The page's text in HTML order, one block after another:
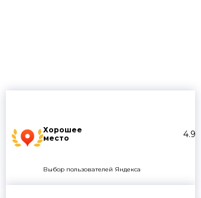
Хорошее
место
4.9
Выбор пользователей Яндекса